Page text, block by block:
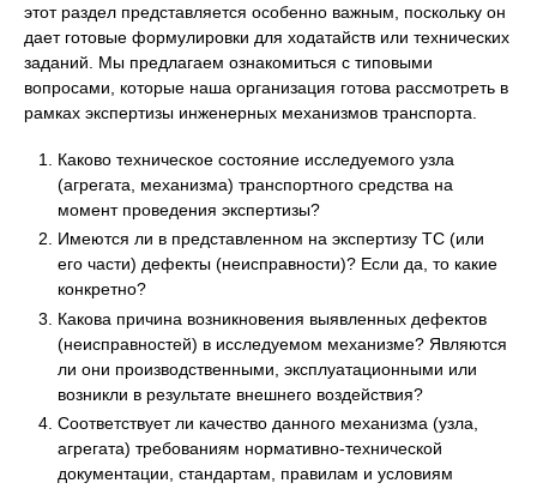
этот раздел представляется особенно важным, поскольку он
дает готовые формулировки для ходатайств или технических
заданий. Мы предлагаем ознакомиться с типовыми
вопросами, которые наша организация готова рассмотреть в
рамках экспертизы инженерных механизмов транспорта.
Каково техническое состояние исследуемого узла
(агрегата, механизма) транспортного средства на
момент проведения экспертизы?
Имеются ли в представленном на экспертизу ТС (или
его части) дефекты (неисправности)? Если да, то какие
конкретно?
Какова причина возникновения выявленных дефектов
(неисправностей) в исследуемом механизме? Являются
ли они производственными, эксплуатационными или
возникли в результате внешнего воздействия?
Соответствует ли качество данного механизма (узла,
агрегата) требованиям нормативно-технической
документации, стандартам, правилам и условиям